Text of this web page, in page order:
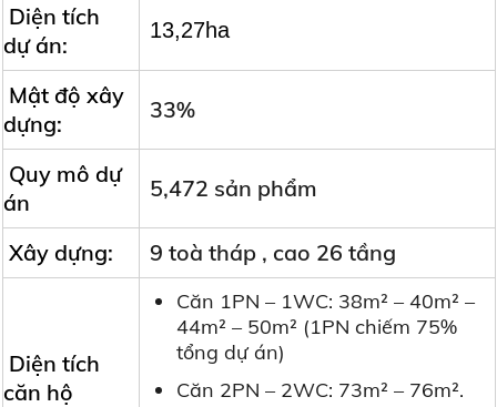
Diện tích
dự án:
13,27ha
Mật độ xây
dựng:
33%
Quy mô dự
án
5,472 sản phẩm
Xây dựng: 9 toà tháp , cao 26 tầng
Diện tích
căn hộ
Căn 1PN – 1WC: 38m² – 40m² –
44m² – 50m² (1PN chiếm 75%
tổng dự án)
Căn 2PN – 2WC: 73m² – 76m².